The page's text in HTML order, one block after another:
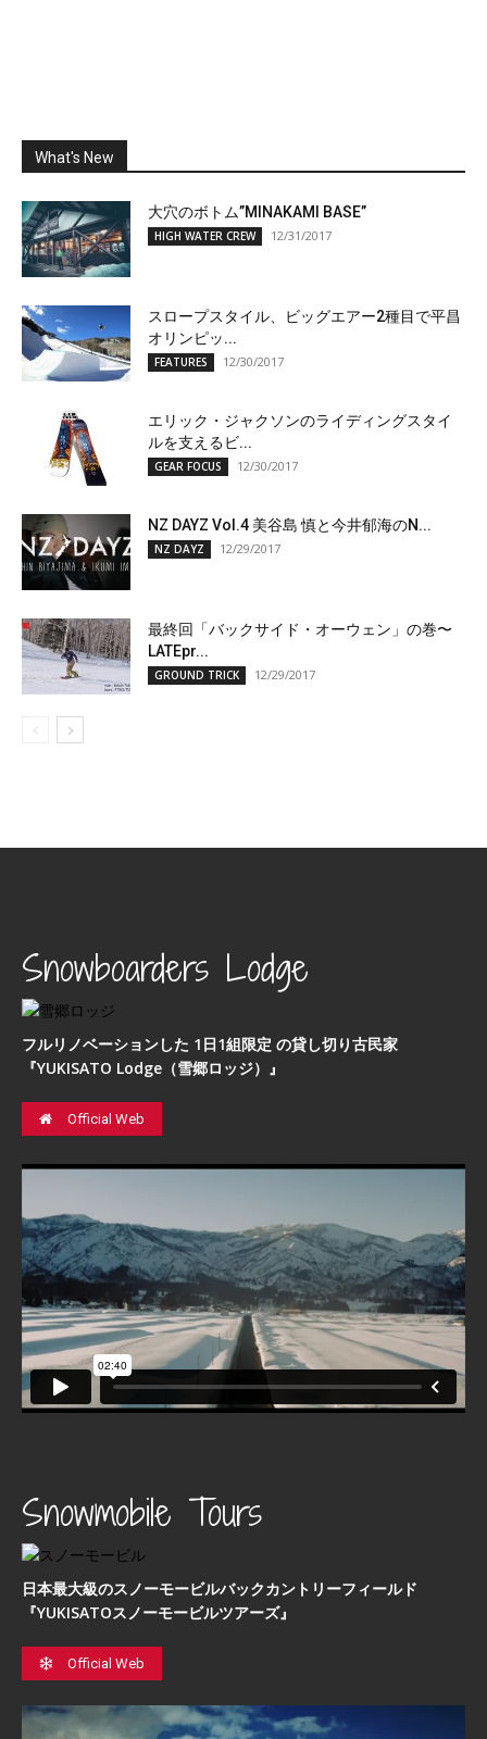
What's New
大穴のボトム”MINAKAMI BASE”
HIGH WATER CREW 12/31/2017
スロープスタイル、ビッグエアー2種目で平昌
オリンピッ...
FEATURES 12/30/2017
エリック・ジャクソンのライディングスタイ
ルを支えるビ...
GEAR FOCUS 12/30/2017
NZ DAYZ Vol.4 美谷島 慎と今井郁海のN...
NZ DAYZ 12/29/2017
最終回「バックサイド・オーウェン」の巻〜
LATEpr...
GROUND TRICK 12/29/2017
Snowboarders Lodge
フルリノベーションした 1日1組限定 の貸し切り古民家
『YUKISATO Lodge（雪郷ロッジ）』
Official Web
Snowmobile Tours
日本最⼤級のスノーモービルバックカントリーフィールド
『YUKISATOスノーモービルツアーズ』
Official Web